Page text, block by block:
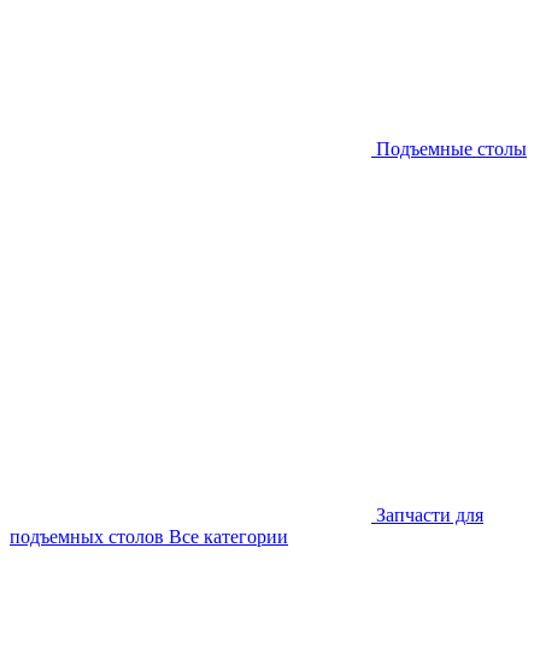
Подъемные столы
Запчасти для
подъемных столов Все категории